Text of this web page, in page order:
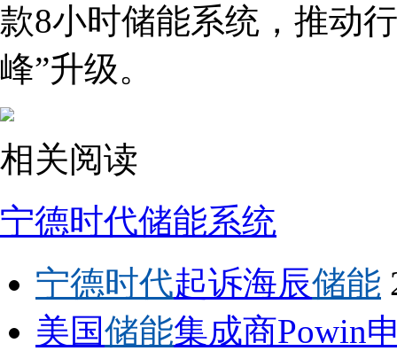
款8小时储能系统，推动
峰”升级。
相关阅读
宁德时代储能系统
宁德时代起诉海辰储能
美国储能集成商Powin